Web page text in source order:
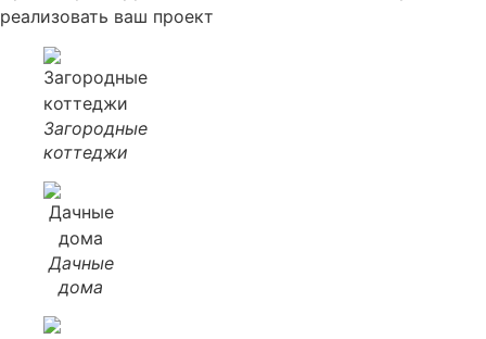
реализовать ваш проект
Загородные
коттеджи
Дачные
дома